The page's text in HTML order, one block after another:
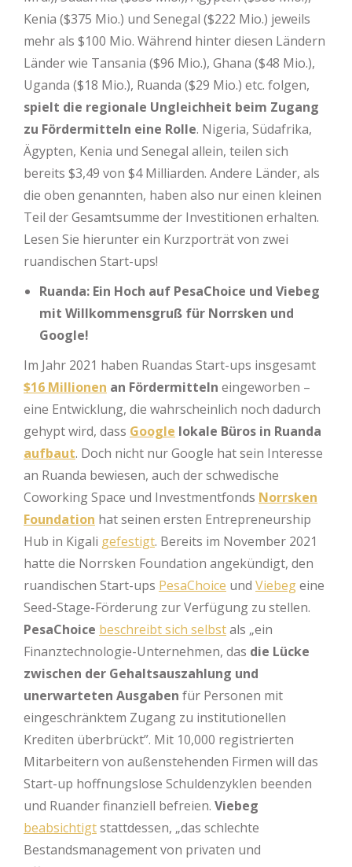
Kenia ($375 Mio.) und Senegal ($222 Mio.) jeweils
mehr als $100 Mio. Während hinter diesen Ländern
Länder wie Tansania ($96 Mio.), Ghana ($48 Mio.),
Uganda ($18 Mio.), Ruanda ($29 Mio.) etc. folgen,
spielt die regionale Ungleichheit beim Zugang
zu Fördermitteln eine Rolle. Nigeria, Südafrika,
Ägypten, Kenia und Senegal allein, teilen sich
bereits $3,49 von $4 Milliarden. Andere Länder, als
die oben genannten, haben also nur einen kleinen
Teil der Gesamtsumme der Investitionen erhalten.
Lesen Sie hierunter ein Kurzporträt von zwei
ruandischen Start-ups!
Ruanda: Ein Hoch auf PesaChoice und Viebeg
mit Willkommensgruß für Norrsken und
Google!
Im Jahr 2021 haben Ruandas Start-ups insgesamt
$16 Millionen an Fördermitteln eingeworben –
eine Entwicklung, die wahrscheinlich noch dadurch
gehypt wird, dass Google lokale Büros in Ruanda
aufbaut. Doch nicht nur Google hat sein Interesse
an Ruanda bewiesen, auch der schwedische
Coworking Space und Investmentfonds Norrsken
Foundation hat seinen ersten Entrepreneurship
Hub in Kigali gefestigt. Bereits im November 2021
hatte die Norrsken Foundation angekündigt, den
ruandischen Start-ups PesaChoice und Viebegeine
Seed-Stage-Förderung zur Verfügung zu stellen.
PesaChoice beschreibt sich selbstals „ein
Finanztechnologie-Unternehmen, das die Lücke
zwischen der Gehaltsauszahlung und
unerwarteten Ausgaben für Personen mit
eingeschränktem Zugang zu institutionellen
Krediten überbrückt”. Mit 10,000 registrierten
Mitarbeitern von außenstehenden Firmen will das
Start-up hoffnungslose Schuldenzyklen beenden
und Ruander finanziell befreien. Viebeg
beabsichtigtstattdessen, „das schlechte
Bestandsmanagement von privaten und